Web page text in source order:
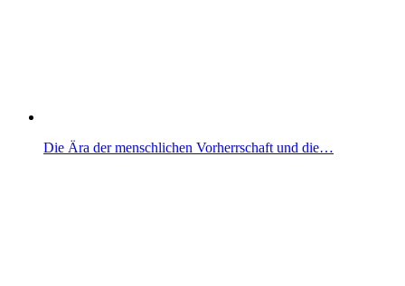
Die Ära der menschlichen Vorherrschaft und die…